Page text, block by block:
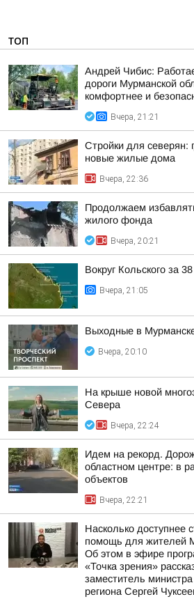
ТОП
Андрей Чибис:
дороги Мурманской
комфортнее и
Вчера, 21:21
Стройки для северян:
новые жилые дома
Вчера, 22:36
Продолжаем
жилого фонда
Вчера, 20:21
Вокруг Кольского за
Вчера, 21:05
Выходные в
Вчера, 20:10
На крыше новой
Севера
Вчера, 22:24
Идем на рекорд.
областном центре: в
объектов
Вчера, 22:21
Насколько доступнее
помощь для жителей
Об этом в эфире
«Точка зрения»
заместитель
региона Сергей